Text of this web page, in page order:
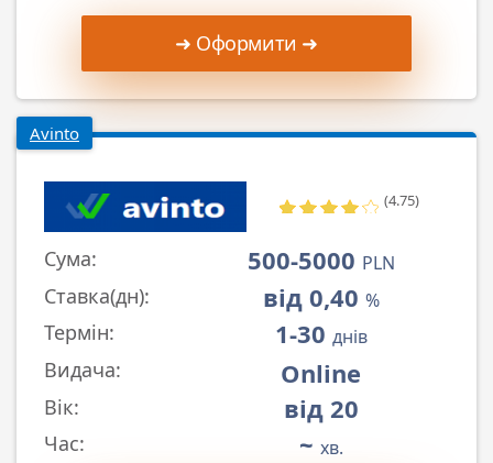
➜ Оформити ➜
Avinto
(4.75)
Сума: 500-5000 PLN
Ставка(дн): від 0,40 %
Термін: 1-30 днів
Видача: Online
Вік: від 20
Час: ~ хв.